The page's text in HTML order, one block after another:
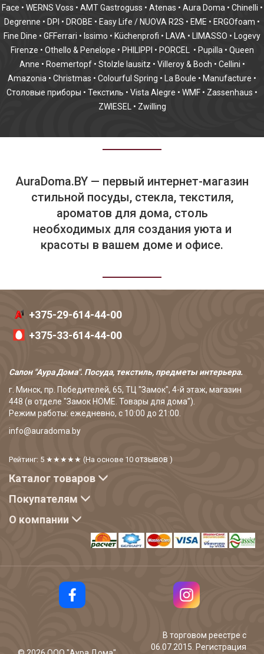
Face • WERNS Voss • AMT Gastroguss • Atenas • Aura Doma • Chinelli •
Degrenne • DPI • DROBE • Easy Life / NUOVA R2S • EME • ERGOfoam •
Fine Dine • GFFerrari • Issimo • Küchenprofi • LAVA • LIMASSO • Logevy
Firenze • Othello & Penelope • PHILIPPI • PORCEL • Pupilla • Queen
Anne • Roemertopf • Stolzle lausitz • Villeroy & Boch • Cellini •
Amazonia • Christmas • Colourful Spring • La Boule • Manufacture •
Столовые приборы • Текстиль • Vista Alegre • WMF • Zassenhaus •
ZWIESEL
• Zwilling
AuraDoma.BY — первый интернет-магазин
стильной посуды, стекла, текстиля,
ароматов для дома, столь
необходимых для создания уюта и
красоты в вашем доме и офисе.
+375-29-614-44-00
+375-33-614-44-00
Салон "Аура Дома". Посуда, текстиль, предметы интерьера.
г. Минск, пр. Победителей, 65, ТЦ "Замок", 4-й этаж, магазин
448 (в отделе "Замок HOME. Товары для дома").
Режим работы: ежедневно, с 10:00 до 21:00.
info@auradoma.by
Рейтинг: 5 ★★★★★ (На основе 10 отзывов )
Каталог товаров
Покупателям
О компании
В торговом реестре с
06.07.2015. Регистрация